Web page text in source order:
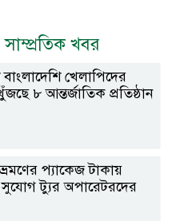
সাম্প্রতিক খবর
বাংলাদেশি খেলাপিদের
৮ আন্তর্জাতিক প্রতিষ্ঠান
প্যাকেজ টাকায়
সুযোগ ট্যুর অপারেটরদের